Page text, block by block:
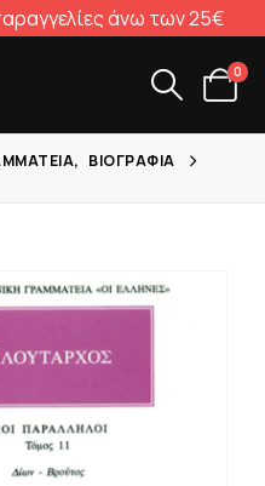
άνω των 25€
0
, ΒΙΟΓΡΑΦΊΑ